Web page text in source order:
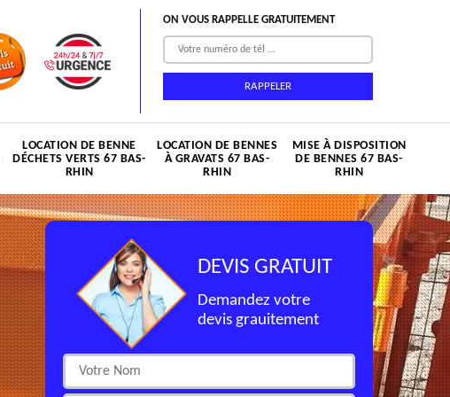
ON VOUS RAPPELLE GRATUITEMENT
LOCATION DE BENNE
DÉCHETS VERTS 67 BAS-
RHIN
LOCATION DE BENNES
À GRAVATS 67 BAS-
RHIN
MISE À DISPOSITION
DE BENNES 67 BAS-
RHIN
DEVIS GRATUIT
Demandez votre
devis grauitement